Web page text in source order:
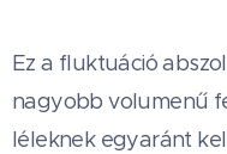
Ez a fluktuáció
nagyobb volumenű
léleknek egyaránt